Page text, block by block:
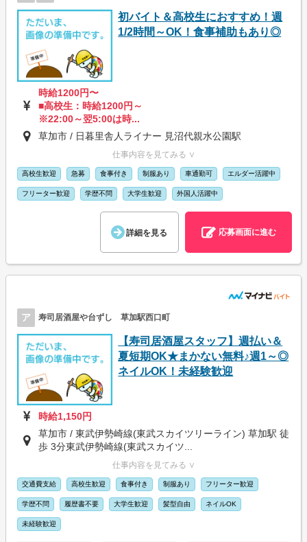
初バイト＆高校生におすすめ！週
1/2時間～OK！食事補助もあり◎
時給1200円〜
■高校生：時給1200円～
※22:00～翌5:00は時...
草加市 / 日暮里舎人ライナー 見沼代親水公園駅
仕事内容を見てみる ∨
高校生歓迎 急募 食事付き 制服あり 車通勤可 エルダー活躍中
フリーター歓迎 学歴不問 大学生歓迎 外国人活躍中
詳細を見る 応募画面に進む
ア 寿司居酒屋や台ずし 草加駅西口町
【寿司居酒屋スタッフ】週払い＆
夏短期OK★まかない無料♪週1～◎
ネイルOK！未経験歓迎
時給1,150円
草加市 / 東武伊勢崎線(東武スカイツリーライン) 草加駅 徒
歩 3分東武伊勢崎線(東武スカイツ...
仕事内容を見てみる ∨
交通費支給 高校生歓迎 食事付き 制服あり フリーター歓迎
学歴不問 履歴書不要 大学生歓迎 髪型自由 ネイルOK
未経験歓迎